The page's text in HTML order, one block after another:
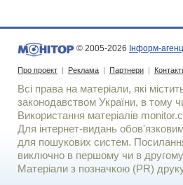
© 2005-2026 Інформ-
Про проект | Реклама | Партнери |
Всі права на матеріали, які
законодавством України, в тому
Використання матерiалiв
Для iнтернет-видань
для пошукових систем.
виключно в першому чи в другому
Матеріали з позначкою (PR)